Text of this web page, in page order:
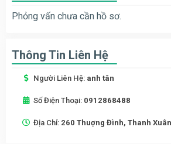
Phỏng vấn chưa cần hồ sơ.
Thông Tin Liên Hệ
Người Liên Hệ: anh tân
Số Điện Thoại: 0912868488
Địa Chỉ: 260 Thuợng Đình, Thanh